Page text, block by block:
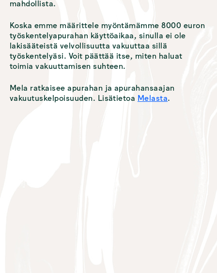
mahdollista.
Koska emme määrittele myöntämämme 8000 euron
työskentelyapurahan käyttöaikaa, sinulla ei ole
lakisääteistä velvollisuutta vakuuttaa sillä
työskentelyäsi. Voit päättää itse, miten haluat
toimia vakuuttamisen suhteen.
Mela ratkaisee apurahan ja apurahansaajan
vakuutuskelpoisuuden. Lisätietoa Melasta.